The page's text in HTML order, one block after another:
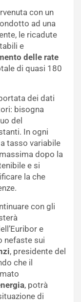
con un
ad una
le ricadute
e
delle rate
di quasi 180
dei dati
bisogna
del
In ogni
tasso variabile
dopo la
e si
la che
con gli
e
nefaste sui
, presidente del
che il
, potrà
di